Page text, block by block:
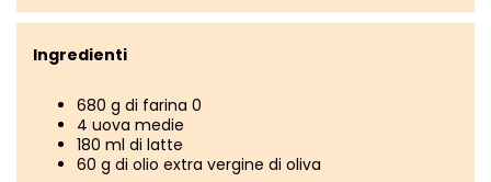
Ingredienti
680 g di farina 0
4 uova medie
180 ml di latte
60 g di olio extra vergine di oliva